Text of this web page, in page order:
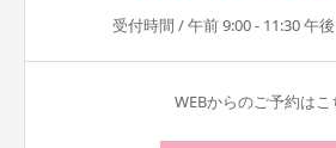
受付時間 / 午前 9:00 - 11:30 午
WEBからのご予約はこ